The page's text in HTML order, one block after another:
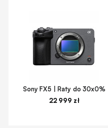
Sony FX5 | Raty do 30x0%
22 999 zł